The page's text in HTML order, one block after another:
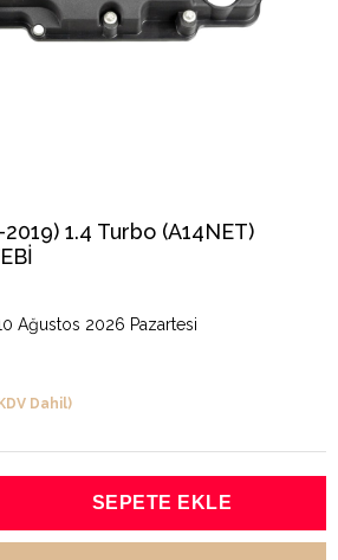
1.4 Turbo (A14NET)
Ağustos 2026 Pazartesi
Dahil)